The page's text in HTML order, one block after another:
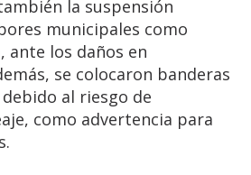
la suspensión
municipales como
ante los daños en
se colocaron banderas
al riesgo de
como advertencia para